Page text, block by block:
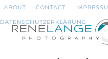
ABOUT CONTACT
DATENSCHUTZERKLÄRUNG